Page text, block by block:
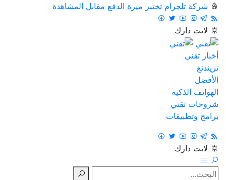
شركة تلجرام تختبر ميزة الدفع مقابل المشاهدة
لايت دارك
أخبار تقني
تريندنغ
الأفضل
الهواتف الذكية
شروحات تقني
برامج وتطبيقات
لايت دارك